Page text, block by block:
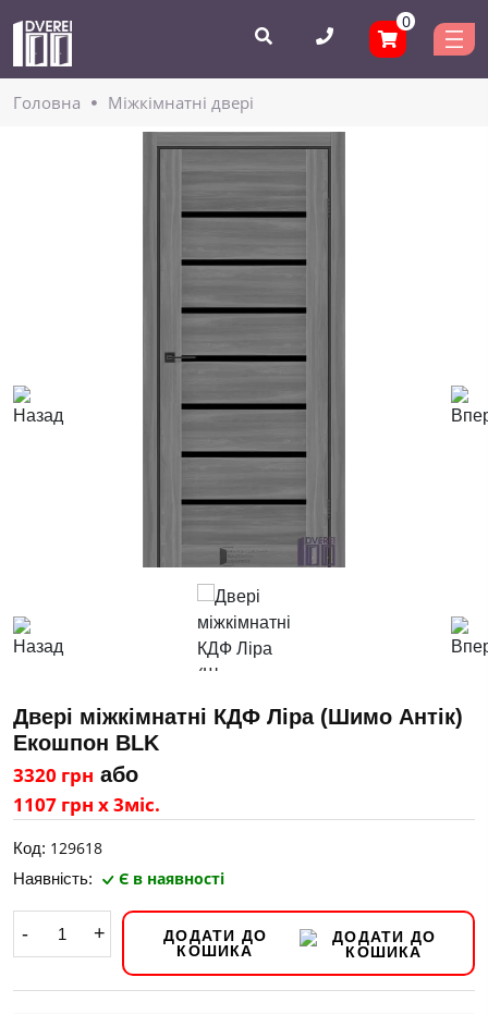
0
Головнa Міжкімнатні двері
Двері міжкімнатні КДФ Ліра (Шимо Антік)
Екошпон BLK
3320 грн або
1107 грн х 3міс.
Код: 129618
Наявність: Є в наявності
- +
ДОДАТИ ДО
КОШИКА